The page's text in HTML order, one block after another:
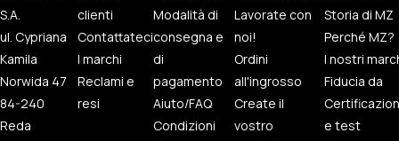
S.A.
ul. Cypriana
Kamila
Norwida 47
84-240
Reda
clienti
Contattateci
I marchi
Reclami e
resi
Modalità di
consegna e
di
pagamento
Aiuto/FAQ
Condizioni
Lavorate con
noi!
Ordini
all'ingrosso
Create il
vostro
Storia di MZ
Perché MZ?
I nostri
Fiducia da
e test